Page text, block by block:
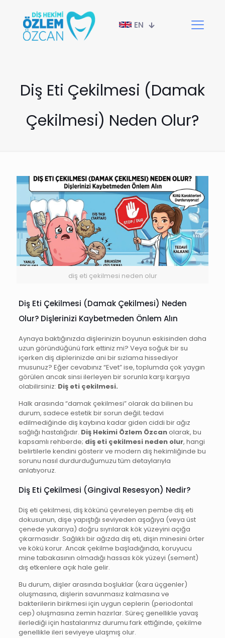
EN
Diş Eti Çekilmesi (Damak
Çekilmesi) Neden Olur?
diş eti çekilmesi neden olur
Diş Eti Çekilmesi (Damak Çekilmesi) Neden
Olur? Dişlerinizi Kaybetmeden Önlem Alın
Aynaya baktığınızda dişlerinizin boyunun eskisinden daha
uzun göründüğünü fark ettiniz mi? Veya soğuk bir su
içerken diş diplerinizde ani bir sızlama hissediyor
musunuz? Eğer cevabınız “Evet” ise, toplumda çok yaygın
görülen ancak sinsi ilerleyen bir sorunla karşı karşıya
olabilirsiniz: Diş eti çekilmesi.
Halk arasında “damak çekilmesi” olarak da bilinen bu
durum, sadece estetik bir sorun değil; tedavi
edilmediğinde diş kaybına kadar giden ciddi bir ağız
sağlığı hastalığıdır. Diş Hekimi Özlem Özcanolarak, bu
kapsamlı rehberde; diş eti çekilmesi neden olur, hangi
belirtilerle kendini gösterir ve modern diş hekimliğinde bu
sorunu nasıl durdurduğumuzu tüm detaylarıyla
anlatıyoruz.
Diş Eti Çekilmesi (Gingival Resesyon) Nedir?
Diş eti çekilmesi, diş kökünü çevreleyen pembe diş eti
dokusunun, dişe yapıştığı seviyeden aşağıya (veya üst
çenede yukarıya) doğru sıyrılarak kök yüzeyini açığa
çıkarmasıdır. Sağlıklı bir ağızda diş eti, dişin minesini örter
ve kökü korur. Ancak çekilme başladığında, koruyucu
mine tabakasının olmadığı hassas kök yüzeyi (sement)
dış etkenlere açık hale gelir.
Bu durum, dişler arasında boşluklar (kara üçgenler)
oluşmasına, dişlerin savunmasız kalmasına ve
bakterilerin birikmesi için uygun ceplerin (periodontal
cep) oluşmasına zemin hazırlar. Süreç genellikle yavaş
ilerlediği için hastalarımız durumu fark ettiğinde, çekilme
genellikle ileri seviyeye ulaşmış olur.